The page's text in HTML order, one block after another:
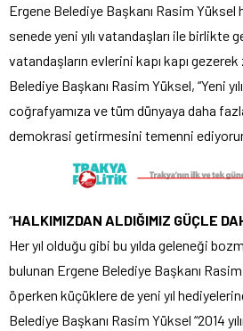
Ergene Belediye Başkanı Rasim Yüksel
senede yeni yılı vatandaşları ile birlikte
vatandaşların evlerini kapı kapı
Belediye Başkanı Rasim Yüksel, “Yeni
coğrafyamıza ve tüm dünyaya daha
demokrasi getirmesini temenni
“HALKIMIZDAN ALDIĞIMIZ GÜÇLE
Her yıl olduğu gibi bu yılda geleneği
bulunan Ergene Belediye Başkanı
öperken küçüklere de yeni yıl
Belediye Başkanı Rasim Yüksel “2014